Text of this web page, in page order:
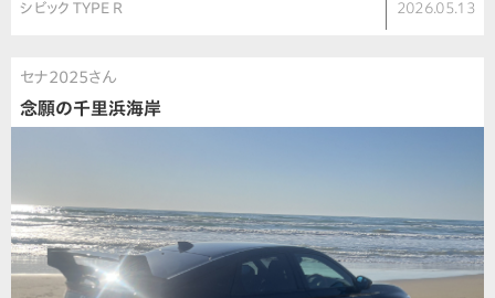
シビック TYPE R 2026.05.13
セナ2025さん
念願の千里浜海岸